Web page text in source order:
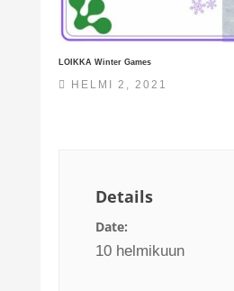
LOIKKA Winter Games
HELMI 2, 2021
Details
Date:
10 helmikuun